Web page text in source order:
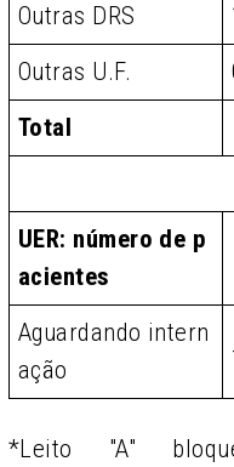
Outras DRS
Outras U.F.
Total
UER: número de p
acientes
Aguardando intern
ação
*Leito "A"